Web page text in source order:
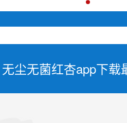
无尘无菌红杏app下